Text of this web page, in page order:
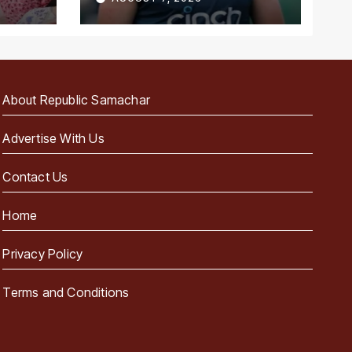
About Republic Samachar
Advertise With Us
Contact Us
Home
Privacy Policy
Terms and Conditions